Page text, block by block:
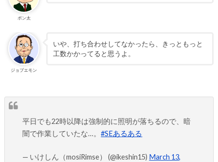
ポン太
ジョブエモン
いや、打ち合わせしてなかったら、きっともっと
工数かかってると思うよ。
平日でも22時以降は強制的に照明が落ちるので、暗
闇で作業していたな…。#SEあるある
— いけしん（mosiRimse） (@ikeshin15) March 13,